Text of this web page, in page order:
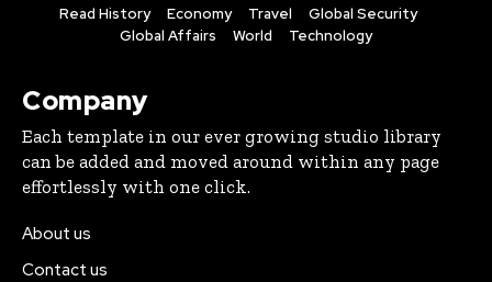
Read History Economy Travel
Global Security
Global Affairs
World Technology
Company
Each template in our ever growing studio library
can be added and moved around within any page
effortlessly with one click.
About us
Contact us